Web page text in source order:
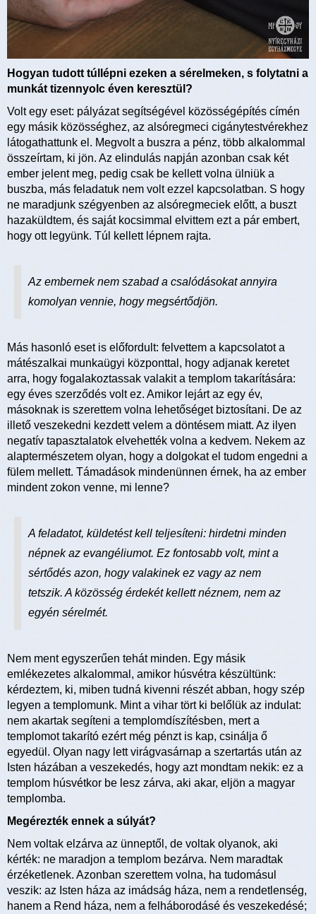
Hogyan tudott túllépni ezeken a sérelmeken, s folytatni a
munkát tizennyolc éven keresztül?
Volt egy eset: pályázat segítségével közösségépítés címén
egy másik közösséghez, az alsóregmeci cigánytestvérekhez
látogathattunk el. Megvolt a buszra a pénz, több alkalommal
összeírtam, ki jön. Az elindulás napján azonban csak két
ember jelent meg, pedig csak be kellett volna ülniük a
buszba, más feladatuk nem volt ezzel kapcsolatban. S hogy
ne maradjunk szégyenben az alsóregmeciek előtt, a buszt
hazaküldtem, és saját kocsimmal elvittem ezt a pár embert,
hogy ott legyünk. Túl kellett lépnem rajta.
Az embernek nem szabad a csalódásokat annyira
komolyan vennie, hogy megsértődjön.
Más hasonló eset is előfordult: felvettem a kapcsolatot a
mátészalkai munkaügyi központtal, hogy adjanak keretet
arra, hogy fogalakoztassak valakit a templom takarítására:
egy éves szerződés volt ez. Amikor lejárt az egy év,
másoknak is szerettem volna lehetőséget biztosítani. De az
illető veszekedni kezdett velem a döntésem miatt. Az ilyen
negatív tapasztalatok elvehették volna a kedvem. Nekem az
alaptermészetem olyan, hogy a dolgokat el tudom engedni a
fülem mellett. Támadások mindenünnen érnek, ha az ember
mindent zokon venne, mi lenne?
A feladatot, küldetést kell teljesíteni: hirdetni minden
népnek az evangéliumot. Ez fontosabb volt, mint a
sértődés azon, hogy valakinek ez vagy az nem
tetszik. A közösség érdekét kellett néznem, nem az
egyén sérelmét.
Nem ment egyszerűen tehát minden. Egy másik
emlékezetes alkalommal, amikor húsvétra készültünk:
kérdeztem, ki, miben tudná kivenni részét abban, hogy szép
legyen a templomunk. Mint a vihar tört ki belőlük az indulat:
nem akartak segíteni a templomdíszítésben, mert a
templomot takarító ezért még pénzt is kap, csinálja ő
egyedül. Olyan nagy lett virágvasárnap a szertartás után az
Isten házában a veszekedés, hogy azt mondtam nekik: ez a
templom húsvétkor be lesz zárva, aki akar, eljön a magyar
templomba.
Megérezték ennek a súlyát?
Nem voltak elzárva az ünneptől, de voltak olyanok, aki
kérték: ne maradjon a templom bezárva. Nem maradtak
érzéketlenek. Azonban szerettem volna, ha tudomásul
veszik: az Isten háza az imádság háza, nem a rendetlenség,
hanem a Rend háza, nem a felháborodásé és veszekedésé;